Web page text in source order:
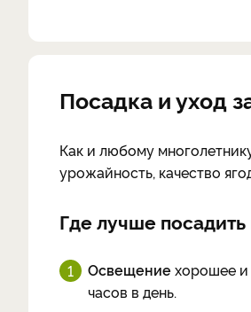
Посадка и уход
Как и любому
урожайность, качество
Где лучше
Освещениехорошее и
часов в день.